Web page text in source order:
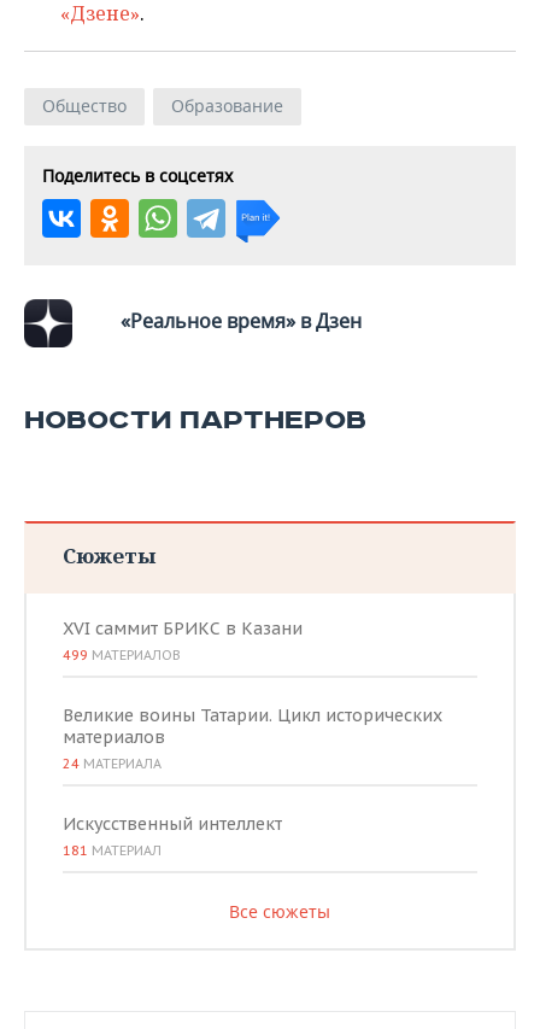
«Дзене».
Общество Образование
Поделитесь в соцсетях
«Реальное время» в Дзен
НОВОСТИ ПАРТНЕРОВ
Сюжеты
XVI саммит БРИКС в Казани
499 МАТЕРИАЛОВ
Великие воины Татарии. Цикл исторических
материалов
24 МАТЕРИАЛА
Искусственный интеллект
181 МАТЕРИАЛ
Все сюжеты